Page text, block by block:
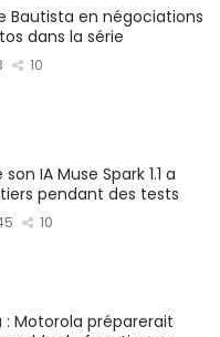
Bautista en négociations
dans la série
10
IA Muse Spark 1.1 a
pendant des tests
10
Motorola préparerait